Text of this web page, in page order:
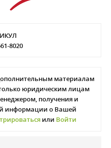
8020
материалам
юридическим лицам
получения и
информации о Вашей
или Войти